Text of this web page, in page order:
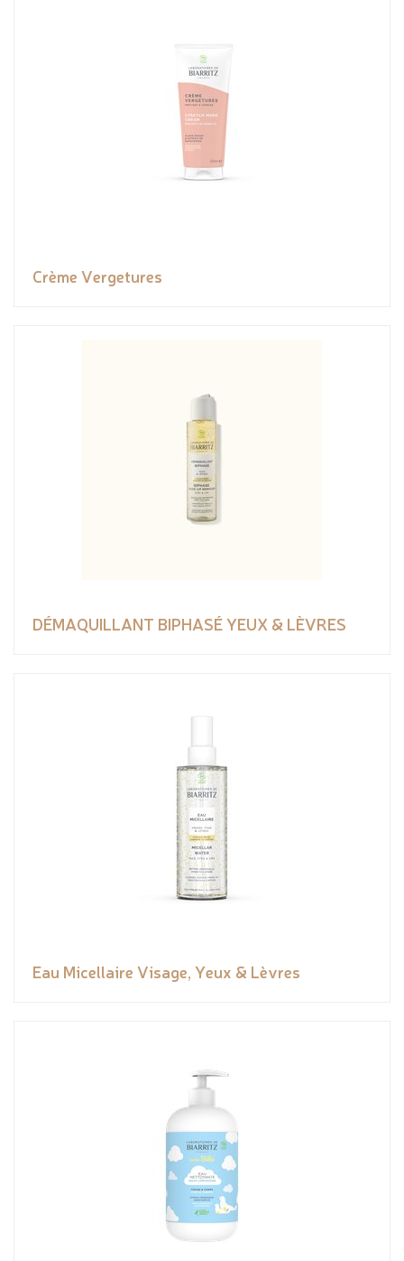
Crème Vergetures
DÉMAQUILLANT BIPHASÉ YEUX & LÈVRES
Eau Micellaire Visage, Yeux & Lèvres